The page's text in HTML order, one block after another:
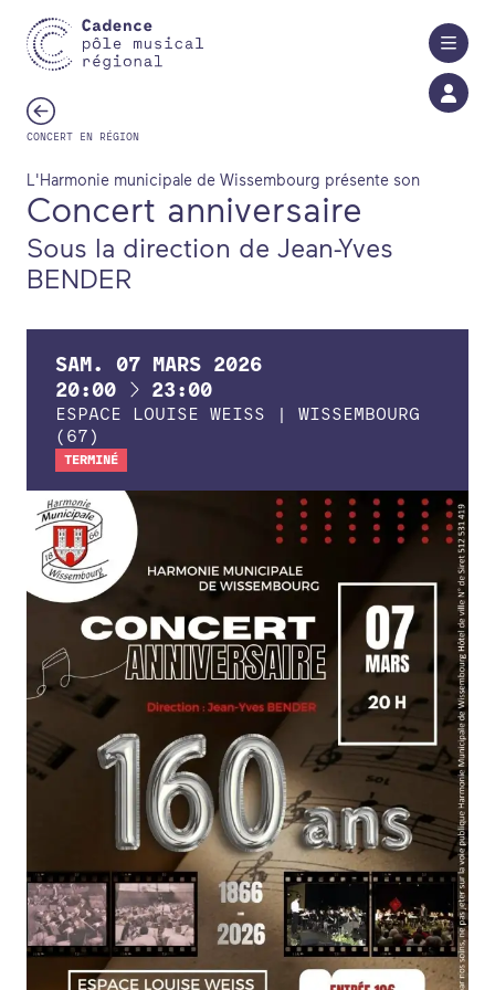
CONCERT EN RÉGION
L'Harmonie municipale de Wissembourg présente son
Concert anniversaire
Sous la direction de Jean-Yves
BENDER
SAM. 07 MARS 2026
20:00
À 23:00
ESPACE LOUISE WEISS | WISSEMBOURG
(67)
TERMINÉ
FORMATIONS
ATELIERS
RENCONTRES
ACCOMPAGNEMENT
ACTIONS ARTISTIQUES